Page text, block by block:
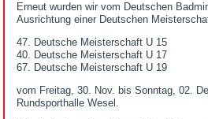
Erneut wurden wir vom Deutschen
Ausrichtung einer Deutschen
47. Deutsche Meisterschaft U 15
40. Deutsche Meisterschaft U 17
67. Deutsche Meisterschaft U 19
vom Freitag, 30. Nov. bis Sonntag, 02.
Rundsporthalle Wesel.